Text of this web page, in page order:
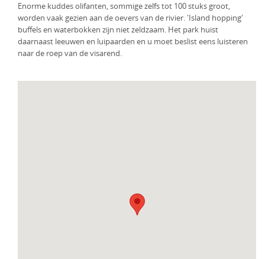
Enorme kuddes olifanten, sommige zelfs tot 100 stuks groot,
worden vaak gezien aan de oevers van de rivier. 'Island hopping'
buffels en waterbokken zijn niet zeldzaam. Het park huist
daarnaast leeuwen en luipaarden en u moet beslist eens luisteren
naar de roep van de visarend.